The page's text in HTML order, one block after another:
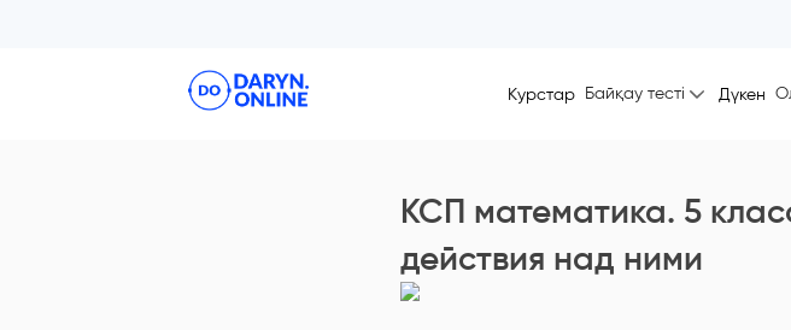
Курстар Байқау тесті Дүкен
КСП математика. 5
действия над ними